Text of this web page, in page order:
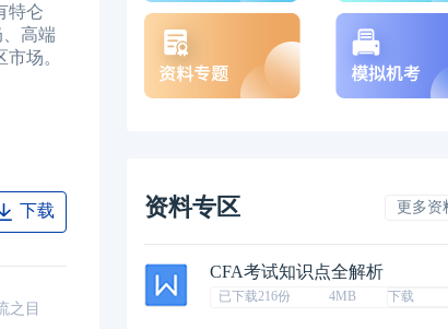
特仑
高端
场。
下载
之目
资料专区 更多资
CFA考试知识点全解析
已下载216份 4MB 下载